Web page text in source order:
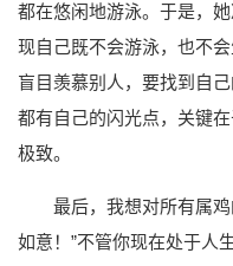
都在悠闲地游泳。于是，
现自己既不会游泳，也不
盲目羡慕别人，要找到自
都有自己的闪光点，关键
极致。
最后，我想对所有属
如意！”不管你现在处于人